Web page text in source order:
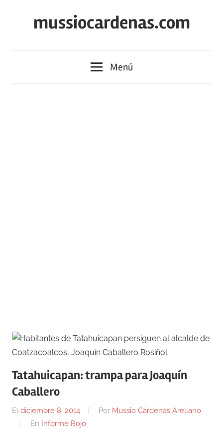
mussiocardenas.com
Menú
Tatahuicapan: trampa para Joaquín
Caballero
El diciembre 8, 2014 Por Mussio Cárdenas Arellano
En Informe Rojo